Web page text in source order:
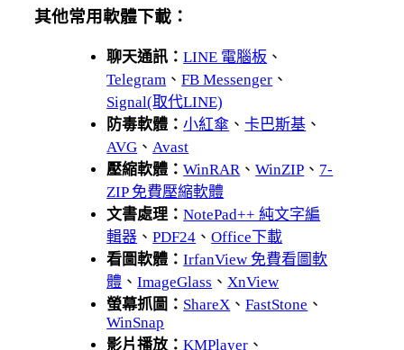
其他常用軟體下載：
聊天通訊：LINE 電腦板 、
Telegram 、FB Messenger 、
Signal(取代LINE)
防毒軟體：小紅傘 、卡巴斯基 、
AVG 、 Avast
壓縮軟體：WinRAR 、WinZIP 、 7-
ZIP 免費壓縮軟體
文書處理：NotePad++ 純文字編
輯器 、PDF24 、Office下載
看圖軟體：IrfanView 免費看圖軟
體 、ImageGlass 、 XnView
螢幕抓圖： ShareX 、FastStone 、
WinSnap
影片播放：KMPlayer 、